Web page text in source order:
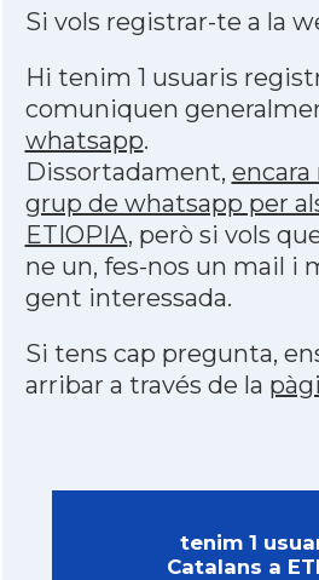
Si vols registrar-te a la
Hi tenim 1 usuaris
comuniquen
whatsapp.
Dissortadament,
grup de whatsapp per
ETIOPIA, però si vols
ne un, fes-nos un mail i
gent interessada.
Si tens cap pregunta,
arribar a través de la
tenim 1
Catalans a